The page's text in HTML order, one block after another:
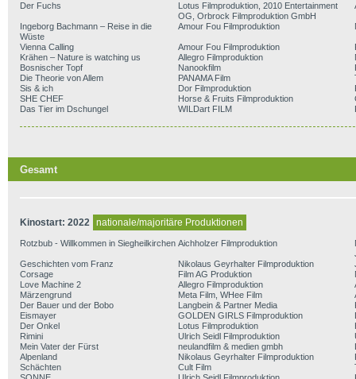
Der Fuchs
Lotus Filmproduktion, 2010 Entertainment
OG, Orbrock Filmproduktion GmbH
Ingeborg Bachmann – Reise in die
Wüste
Amour Fou Filmproduktion
Vienna Calling Amour Fou Filmproduktion
Krähen – Nature is watching us
Allegro Filmproduktion
Bosnischer Topf
Nanookfilm
Die Theorie von Allem
PANAMA Film
Sis & ich
Dor Filmproduktion
SHE CHEF
Horse & Fruits Filmproduktion
Das Tier im Dschungel
WILDart FILM
Gesamt
Kinostart: 2022 nationale/majoritäre Produktionen
Rotzbub - Willkommen in Siegheilkirchen Aichholzer Filmproduktion
Geschichten vom Franz
Nikolaus Geyrhalter Filmproduktion
Corsage
Film AG Produktion
Love Machine 2
Allegro Filmproduktion
Märzengrund
Meta Film, WHee Film
Der Bauer und der Bobo
Langbein & Partner Media
Eismayer
GOLDEN GIRLS Filmproduktion
Der Onkel
Lotus Filmproduktion
Rimini
Ulrich Seidl Filmproduktion
Mein Vater der Fürst
neulandfilm & medien gmbh
Alpenland
Nikolaus Geyrhalter Filmproduktion
Schächten
Cult Film